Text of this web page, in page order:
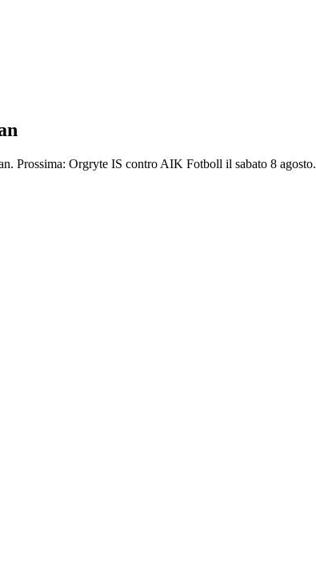
Prossima: Orgryte IS contro AIK Fotboll il sabato 8 agosto.